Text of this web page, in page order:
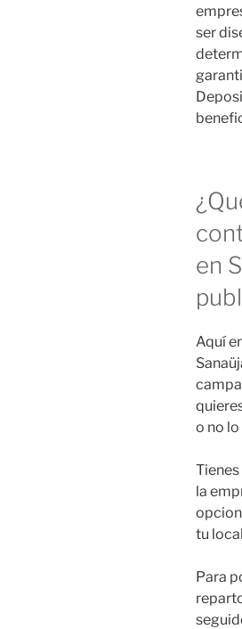
ser
en
Aquí
o no
la
tu
Para